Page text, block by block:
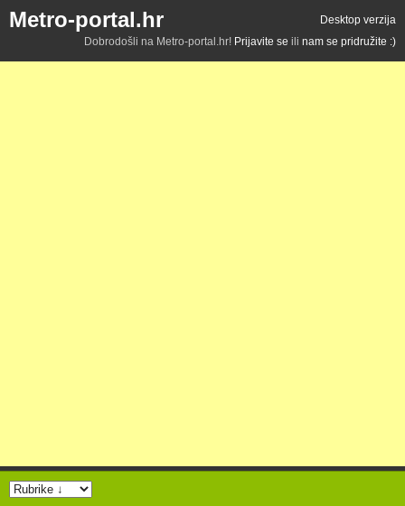
Metro-portal.hr
Desktop verzija
Dobrodošli na Metro-portal.hr! Prijavite se ili nam se pridružite :)